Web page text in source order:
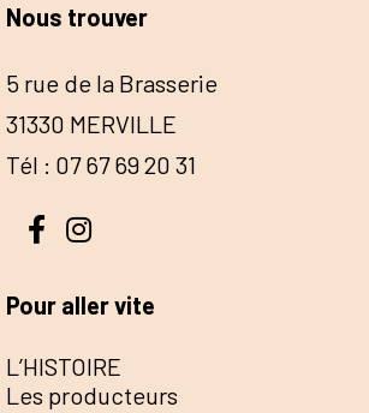
Nous trouver
5 rue de la Brasserie
31330 MERVILLE
Tél : 07 67 69 20 31
Pour aller vite
L’HISTOIRE
Les producteurs